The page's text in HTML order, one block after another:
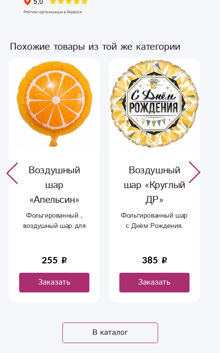
Похожие товары из той же категории
Воздушный
шар
«Апельсин»
Фольгированный ,
воздушный шар для
255
Заказать
Воздушный
шар «Круглый
ДР»
Фольгированный шар
с Днём Рождения.
385
Заказать
В каталог